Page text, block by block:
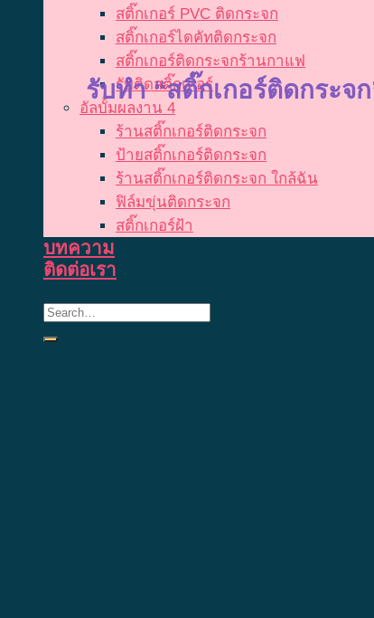
สติ๊กเกอร์ PVC ติดกระจก
สติ๊กเกอร์ไดคัทติดกระจก
สติ๊กเกอร์ติดกระจกร้านกาแฟ
รับติดสติ๊กเกอร์
อัลบั้มผลงาน 4
ร้านสติ๊กเกอร์ติดกระจก
ป้ายสติ๊กเกอร์ติดกระจก
ร้านสติ๊กเกอร์ติดกระจก ใกล้ฉัน
ฟิล์มขุ่นติดกระจก
สติ๊กเกอร์ฝ้า
บทความ
ติดต่อเรา
รับทำ “สติ๊กเกอร์ติดกระจก